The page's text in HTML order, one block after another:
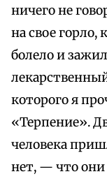
ничего не
на свое горло,
болело и
которого я
«Терпение».
человека
нет, — что